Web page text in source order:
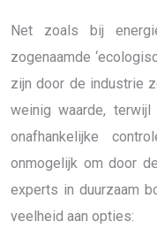
Net zoals bij
zogenaamde
zijn door de industrie
weinig waarde,
onafhankelijke
onmogelijk om door
experts in duurzaam
veelheid aan opties: